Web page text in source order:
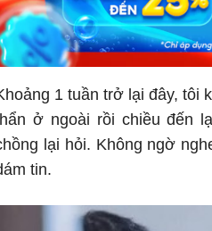
1 tuần trở lại đây, tôi
ở ngoài rồi chiều đến
lại hỏi. Không ngờ
tin.